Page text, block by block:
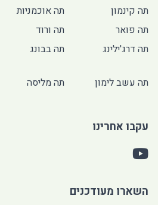
תה קינמון
תה אוכמניות
תה פואר
תה ורוד
תה דרג'ילינג
תה בבונג
תה עשב לימון
תה מליסה
עקבו אחרינו
השארו מעודכנים